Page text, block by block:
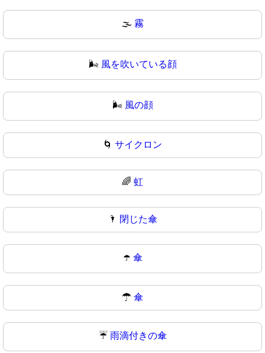
🌫 霧
🌬️ 風を吹いている顔
🌬 風の顔
🌀 サイクロン
🌈 虹
🌂 閉じた傘
☂️ 傘
☂ 傘
☔ 雨滴付きの傘